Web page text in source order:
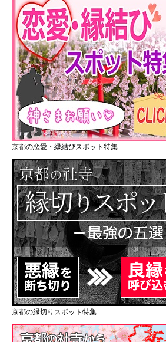
京都の恋愛・縁結びスポット特集
京都の縁切りスポット特集